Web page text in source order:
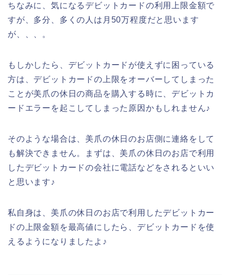
ちなみに、気になるデビットカードの利用上限金額で
すが、多分、多くの人は月50万程度だと思います
が、、、。
もしかしたら、デビットカードが使えずに困っている
方は、デビットカードの上限をオーバーしてしまった
ことが美爪の休日の商品を購入する時に、デビットカ
ードエラーを起こしてしまった原因かもしれません♪
そのような場合は、美爪の休日のお店側に連絡をして
も解決できません。まずは、美爪の休日のお店で利用
したデビットカードの会社に電話などをされるといい
と思います♪
私自身は、美爪の休日のお店で利用したデビットカー
ドの上限金額を最高値にしたら、デビットカードを使
えるようになりましたよ♪